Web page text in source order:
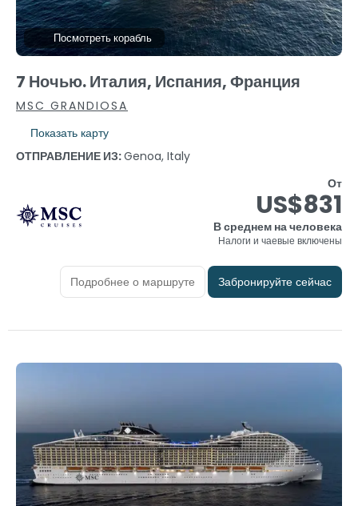
Посмотреть корабль
7 Ночью. Италия, Испания, Франция
MSC GRANDIOSA
Показать карту
ОТПРАВЛЕНИЕ ИЗ:Genoa, Italy
От
US$831
В среднем на человека
Налоги и чаевые включены
Подробнее о маршруте Забронируйте сейчас